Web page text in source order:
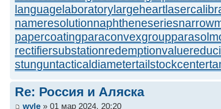
languagelaboratorylargeheart
nameresolutionnaphtheneseries
papercoatingparaconvexgroup
rectifiersubstationredemptionvalue
stunguntacticaldiametertailstockcenter
Re: Россия и Аляска
wyle » 01 мар 2024, 20:20